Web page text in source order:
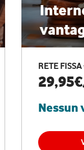
RETE
29,95€
Nessun